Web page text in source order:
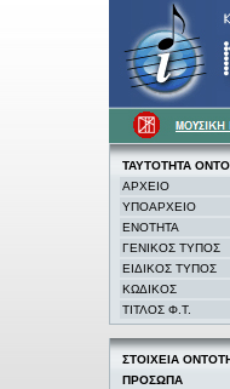
ΤΑΥΤΟΤΗΤΑ
ΑΡΧΕΙΟ
ΥΠΟΑΡΧΕΙΟ
ΕΝΟΤΗΤΑ
ΓΕΝΙΚΟΣ ΤΥΠΟΣ
ΕΙΔΙΚΟΣ ΤΥΠΟΣ
ΚΩΔΙΚΟΣ
ΤΙΤΛΟΣ Φ.Τ.
ΣΤΟΙΧΕΙΑ
ΠΡΟΣΩΠΑ